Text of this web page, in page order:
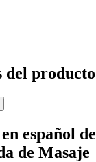
del producto
español
de Masaje